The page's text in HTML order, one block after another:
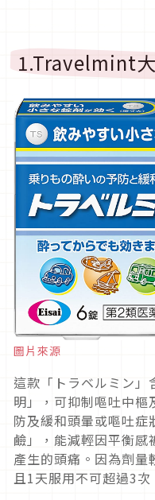
1.Travelmint大
圖片來源
這款「トラベルミン
明 」，可抑制嘔吐中
防及緩和頭暈或嘔吐症
鹼」，能減輕因平衡
產生的頭痛。因為劑量
且1天服用不可超過3次